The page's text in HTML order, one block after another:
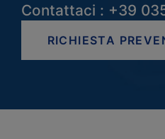
Contattaci : +39
RICHIESTA